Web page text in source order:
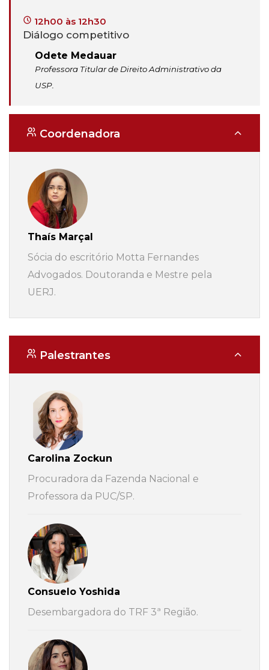
12h00 às 12h30
Diálogo competitivo
Odete Medauar
Professora Titular de Direito Administrativo da
USP.
Coordenadora
Thaís Marçal
Sócia do escritório Motta Fernandes
Advogados. Doutoranda e Mestre pela
UERJ.
Palestrantes
Carolina Zockun
Procuradora da Fazenda Nacional e
Professora da PUC/SP.
Consuelo Yoshida
Desembargadora do TRF 3ª Região.